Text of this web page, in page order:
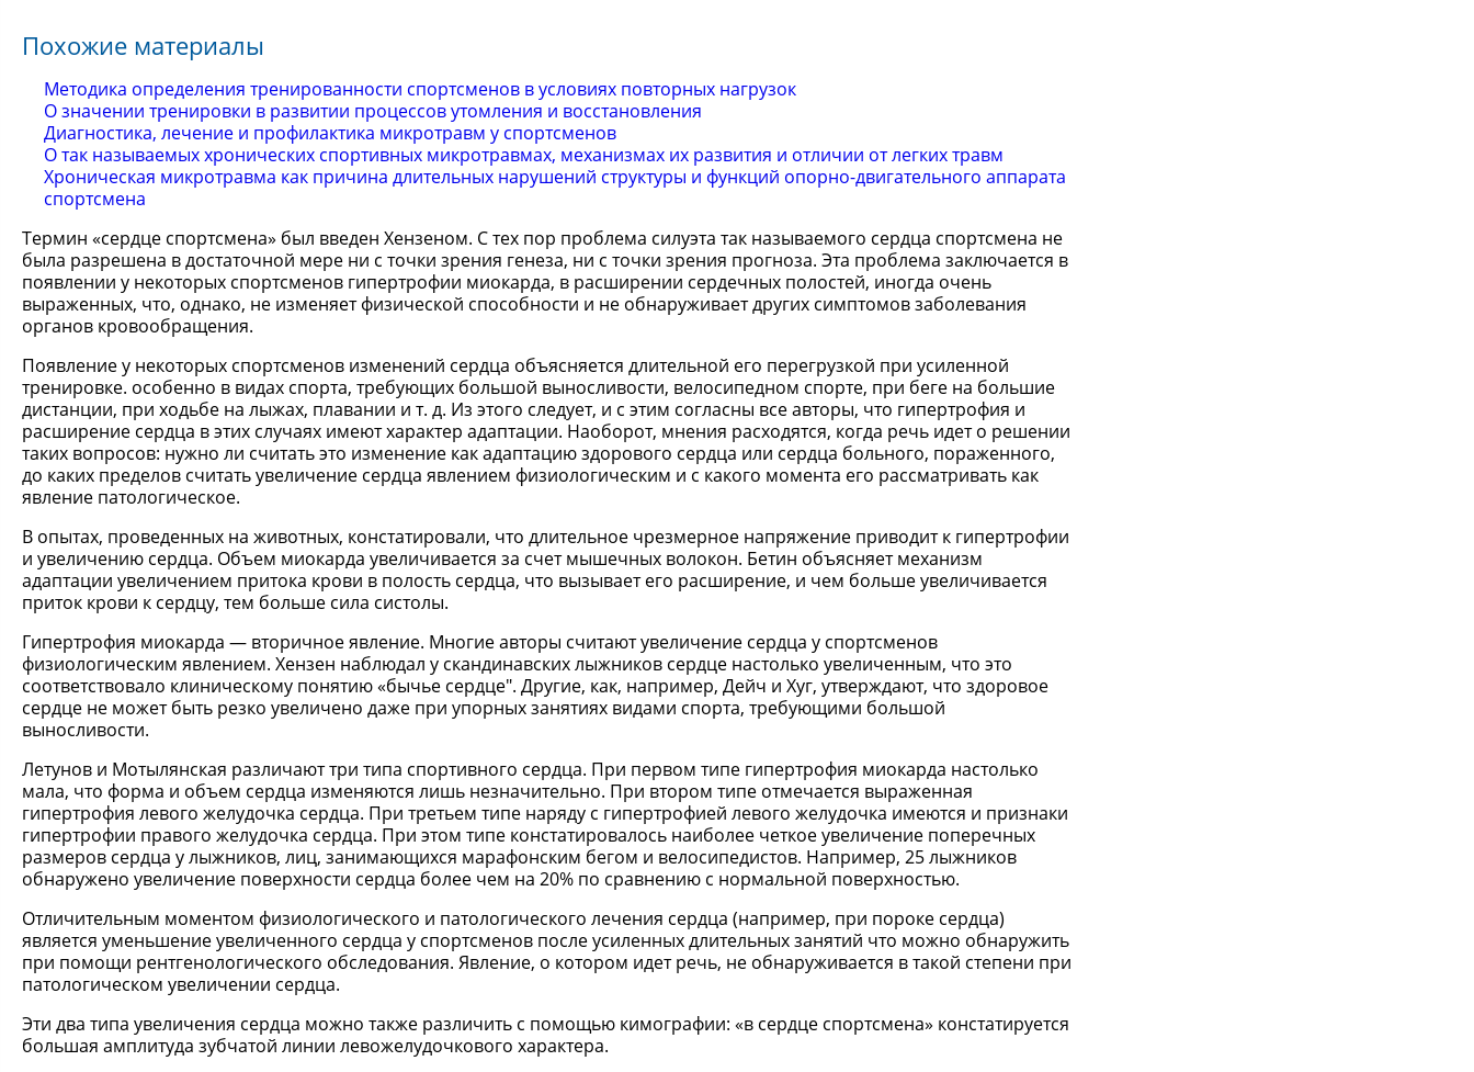
Похожие материалы
Методика определения тренированности спортсменов в условиях повторных нагрузок
О значении тренировки в развитии процессов утомления и восстановления
Диагностика, лечение и профилактика микротравм у спортсменов
О так называемых хронических спортивных микротравмах, механизмах их развития и отличии от легких травм
Хроническая микротравма как причина длительных нарушений структуры и функций опорно-двигательного аппарата
спортсмена
Термин «сердце спортсмена» был введен Хензеном. С тех пор проблема силуэта так называемого сердца спортсмена не
была разрешена в достаточной мере ни с точки зрения генеза, ни с точки зрения прогноза. Эта проблема заключается в
появлении у некоторых спортсменов гипертрофии миокарда, в расширении сердечных полостей, иногда очень
выраженных, что, однако, не изменяет физической способности и не обнаруживает других симптомов заболевания
органов кровообращения.
Появление у некоторых спортсменов изменений сердца объясняется длительной его перегрузкой при усиленной
тренировке. особенно в видах спорта, требующих большой выносливости, велосипедном спорте, при беге на большие
дистанции, при ходьбе на лыжах, плавании и т. д. Из этого следует, и с этим согласны все авторы, что гипертрофия и
расширение сердца в этих случаях имеют характер адаптации. Наоборот, мнения расходятся, когда речь идет о решении
таких вопросов: нужно ли считать это изменение как адаптацию здорового сердца или сердца больного, пораженного,
до каких пределов считать увеличение сердца явлением физиологическим и с какого момента его рассматривать как
явление патологическое.
В опытах, проведенных на животных, констатировали, что длительное чрезмерное напряжение приводит к гипертрофии
и увеличению сердца. Объем миокарда увеличивается за счет мышечных волокон. Бетин объясняет механизм
адаптации увеличением притока крови в полость сердца, что вызывает его расширение, и чем больше увеличивается
приток крови к сердцу, тем больше сила систолы.
Гипертрофия миокарда — вторичное явление. Многие авторы считают увеличение сердца у спортсменов
физиологическим явлением. Хензен наблюдал у скандинавских лыжников сердце настолько увеличенным, что это
соответствовало клиническому понятию «бычье сердце". Другие, как, например, Дейч и Хуг, утверждают, что здоровое
сердце не может быть резко увеличено даже при упорных занятиях видами спорта, требующими большой
выносливости.
Летунов и Мотылянская различают три типа спортивного сердца. При первом типе гипертрофия миокарда настолько
мала, что форма и объем сердца изменяются лишь незначительно. При втором типе отмечается выраженная
гипертрофия левого желудочка сердца. При третьем типе наряду с гипертрофией левого желудочка имеются и признаки
гипертрофии правого желудочка сердца. При этом типе констатировалось наиболее четкое увеличение поперечных
размеров сердца у лыжников, лиц, занимающихся марафонским бегом и велосипедистов. Например, 25 лыжников
обнаружено увеличение поверхности сердца более чем на 20% по сравнению с нормальной поверхностью.
Отличительным моментом физиологического и патологического лечения сердца (например, при пороке сердца)
является уменьшение увеличенного сердца у спортсменов после усиленных длительных занятий что можно обнаружить
при помощи рентгенологического обследования. Явление, о котором идет речь, не обнаруживается в такой степени при
патологическом увеличении сердца.
Эти два типа увеличения сердца можно также различить с помощью кимографии: «в сердце спортсмена» констатируется
большая амплитуда зубчатой линии левожелудочкового характера.